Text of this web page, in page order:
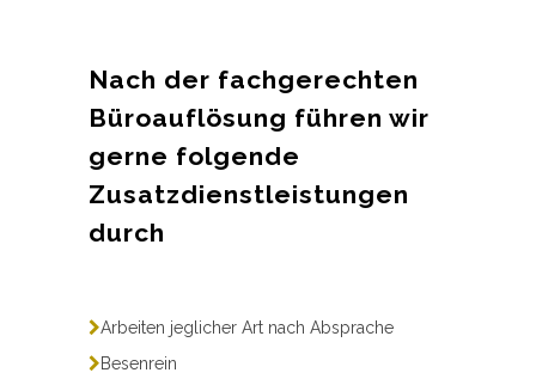
Nach der fachgerechten
Büroauflösung führen wir
gerne folgende
Zusatzdienstleistungen
durch
Arbeiten jeglicher Art nach Absprache
Besenrein